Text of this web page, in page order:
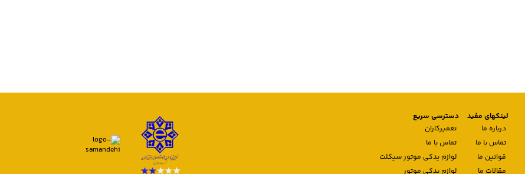
لینکهای مفید
درباره ما
تماس با ما
قوانین ما
مقالات ما
دسترسی سریع
تعمیرکاران
تماس با ما
لوازم یدکی موتور سیکلت
لوازم یدکی موتور